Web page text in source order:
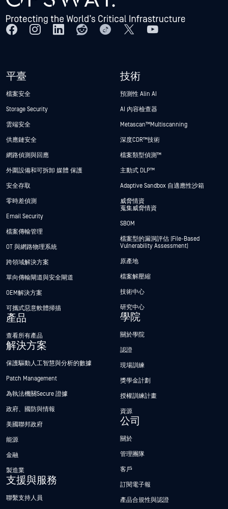
平臺
檔案安全
Storage Security
雲端安全
供應鏈安全
網路偵測與回應
外圍設備和可拆卸 媒體 保護
安全存取
零時差偵測
Email Security
檔案傳輸管理
OT 與網路物理系統
跨領域解決方案
單向傳輸閘道與安全閘道
OEM解決方案
可攜式惡意軟體掃描
產品
查看所有產品
解決方案
保護驅動人工智慧與分析的數據
Patch Management
為執法機關Secure 證據
政府、國防與情報
美國聯邦政府
能源
金融
製造業
支援與服務
聯繫支持人員
技術
預測性 Alin AI
AI 內容檢查器
Metascan™ Multiscanning
深度CDR™技術
檔案類型偵測™
主動式 DLP™
Adaptive Sandbox 自適應性沙箱
威脅情資
蒐集威脅情資
SBOM
檔案型的漏洞評估 (File-Based
Vulnerability Assessment)
原產地
檔案解壓縮
技術中心
研究中心
學院
關於學院
認證
現場訓練
獎學金計劃
授權訓練計畫
資源
公司
關於
管理團隊
客戶
訂閱電子報
產品合規性與認證